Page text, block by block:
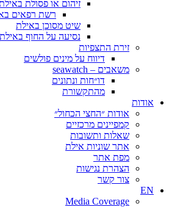
זיהום או פסולת
רשת רפאים
שיט מסוכן באילת
נסיעה על החוף באילת
זירת התצפיות
דיווח על מינים פולשים
משאבים – seawatch
דו״חות ונתונים
מהתקשורת
אודות
אודות ״החצי הכחול״
קמפיינים מרכזיים
שאלות ותשובות
אתר שוניות אילת
מפת אתר
הצהרת נגישות
צור קשר
EN
Media Coverage